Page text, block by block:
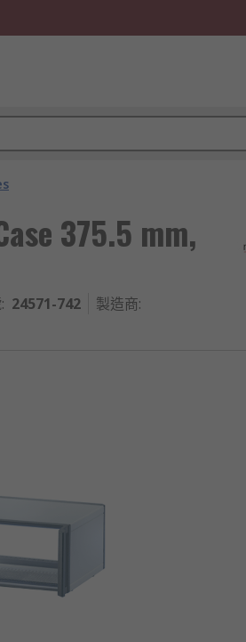
375.5 mm,
: 24571-742 製造商: